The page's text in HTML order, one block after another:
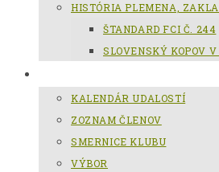
HISTÓRIA PLEMENA,
ŠTANDARD FCI Č. 244
SLOVENSKÝ KOPOV
KALENDÁR UDALOSTÍ
ZOZNAM ČLENOV
SMERNICE KLUBU
VÝBOR